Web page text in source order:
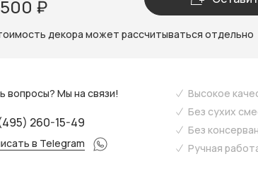
₽
декора может рассчитываться отдельно
вопросы? Мы на связи!
260-15-49
в Telegram
Высокое
Без сухих
Без
Ручная